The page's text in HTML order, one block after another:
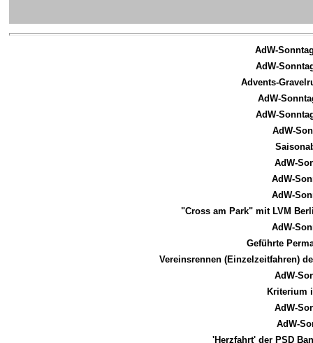
AdW-
AdW-
Advents-
AdW-
AdW-
AdW-
AdW-
AdW-
AdW-
"Cross am Park" mit LVM
AdW-
Geführte
Vereinsrennen (Einzelzeitfahren)
AdW-
Kriterium
AdW-
AdW-
'Herzfahrt' der PSD